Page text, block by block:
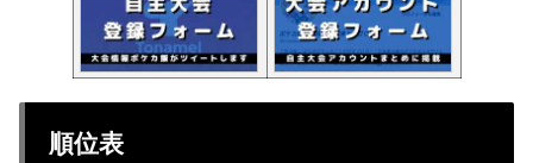
順位表